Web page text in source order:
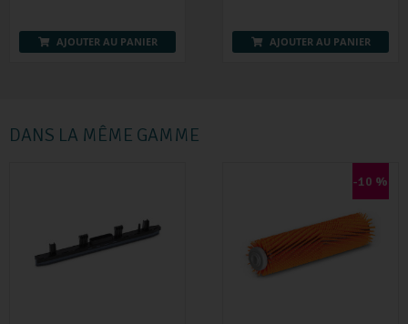
AJOUTER AU PANIER AJOUTER AU PANIER
DANS LA MÊME GAMME
-10 %